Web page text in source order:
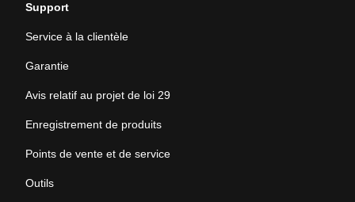
Support
Service à la clientèle
Garantie
Avis relatif au projet de loi 29
Enregistrement de produits
Points de vente et de service
Outils